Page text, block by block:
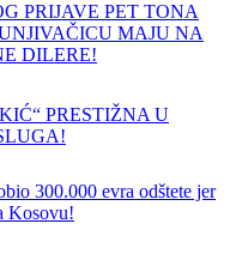
PRIJAVE PET TONA
MAJU NA
DILERE!
PRESTIŽNA U
300.000 evra odštete jer
Kosovu!